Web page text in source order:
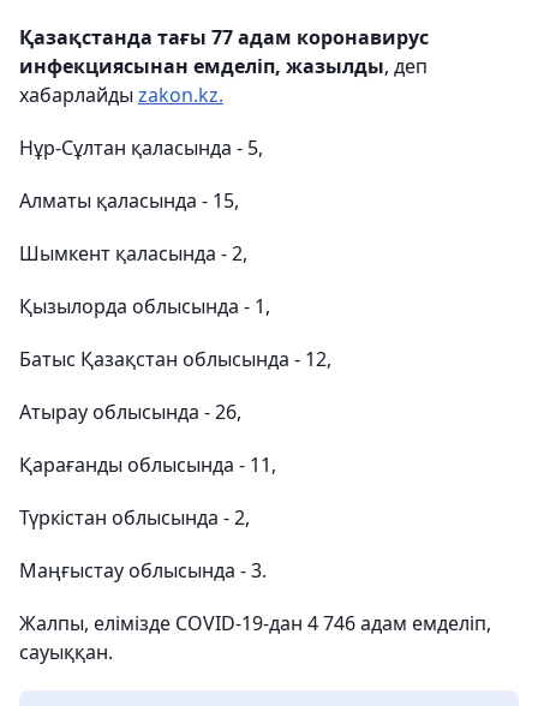
Қазақстанда тағы 77 адам коронавирус
инфекциясынан емделіп, жазылды, деп
хабарлайды zakon.kz.
Нұр-Сұлтан қаласында - 5,
Алматы қаласында - 15,
Шымкент қаласында - 2,
Қызылорда облысында - 1,
Батыс Қазақстан облысында - 12,
Атырау облысында - 26,
Қарағанды ​​облысында - 11,
Түркістан облысында - 2,
Маңғыстау облысында - 3.
Жалпы, елімізде COVID-19-дан 4 746 адам емделіп,
сауыққан.